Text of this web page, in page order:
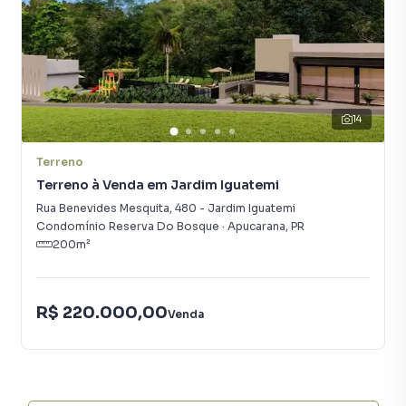
em Apucarana? Entre em contato com nossa equipe pelo
telefone (43) 99661-9582.
A Cássio Navas Imóveis tem mais opções de
apartamentos, casas residenciais e comerciais, sobrados,
terrenos, lojas e barracões para venda, além de
empreendimentos em construção ou lançamentos na
planta em Residencial Monte Sião e em outras regiões de
Apucarana. Aqui você encontra milhares de ofertas para
encontrar o imóvel que mais combina com seu estilo de
vida.
consegue comprar um imóvel em Apucarana mesmo não
online, direto do seu computador ou smartphone. Nós
14
Terreno
Terreno à Venda em Jardim Iguatemi
Rua Benevides Mesquita, 480 - Jardim Iguatemi
Condomínio Reserva Do Bosque · Apucarana, PR
200m²
R$ 220.000,00Venda